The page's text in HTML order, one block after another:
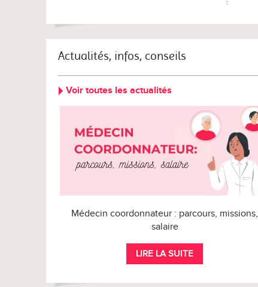
Actualités, infos, conseils
Voir toutes les actualités
Médecin coordonnateur : parcours, missions,
salaire
LIRE LA SUITE